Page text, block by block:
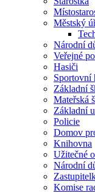
Městský
Národní
Veřejné
Hasiči
Sportovní
Základní
Mateřská
Základní
Policie
Domov
Knihovna
Užitečné
Národní
Komise